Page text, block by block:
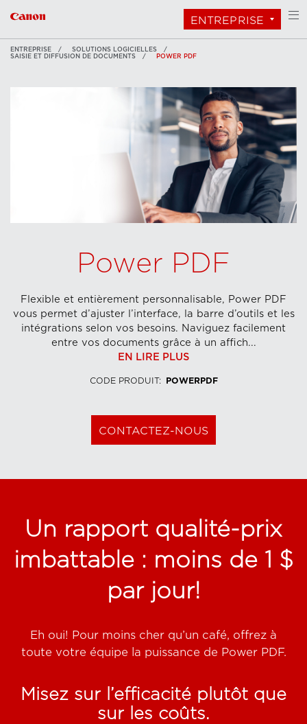
ENTREPRISE
ENTREPRISE
SOLUTIONS LOGICIELLES
SAISIE ET DIFFUSION DE DOCUMENTS
POWER PDF
Power PDF
Flexible et entièrement personnalisable, Power PDF
vous permet d’ajuster l’interface, la barre d’outils et les
intégrations selon vos besoins. Naviguez facilement
entre vos documents grâce à un affich...
EN LIRE PLUS
CODE PRODUIT: POWERPDF
CONTACTEZ-NOUS
Un rapport qualité-prix
imbattable : moins de 1 $
par jour!
Eh oui! Pour moins cher qu’un café, offrez à
toute votre équipe la puissance de Power PDF.
Misez sur l’efficacité plutôt que
sur les coûts.